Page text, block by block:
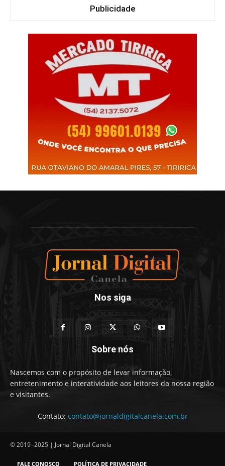
Publicidade
Nos siga
Sobre nós
Nascemos com o propósito de levar informação,
entretenimento e interatividade aos leitores da nossa região
e visitantes.
Contato: contato@jornaldigitalcanela.com.br
© 2019 -2025 | Jornal Digital Canela
FALE CONOSCO POLÍTICA DE PRIVACIDADE